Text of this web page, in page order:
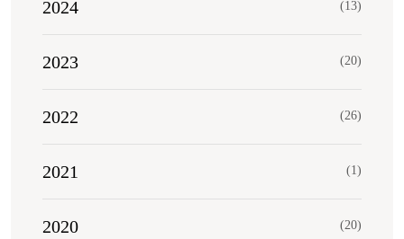
2024 (13)
2023 (20)
2022 (26)
2021 (1)
2020 (20)